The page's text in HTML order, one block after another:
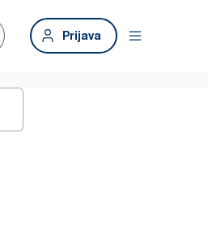
Prijava